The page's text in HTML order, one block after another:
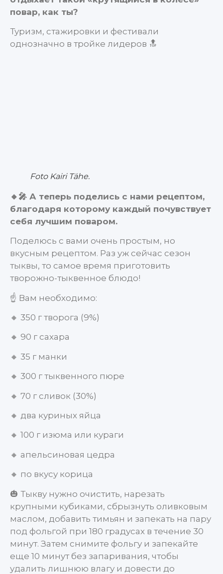
повар, как ты?
Туризм, стажировки и фестивали
однозначно в тройке лидеров 🔝
Foto Kairi Tähe.
🔸🎤 А теперь поделись с нами рецептом,
благодаря которому каждый почувствует
себя лучшим поваром.
Поделюсь с вами очень простым, но
вкусным рецептом. Раз уж сейчас сезон
тыквы, то самое время приготовить
творожно-тыквенное блюдо!
☝️ Вам необходимо:
🔸 350 г творога (9%)
🔸 90 г сахара
🔸 35 г манки
🔸 300 г тыквенного пюре
🔸 70 г сливок (30%)
🔸 два куриных яйца
🔸 100 г изюма или кураги
🔸 апельсиновая цедра
🔸 по вкусу корица
🎃 Тыкву нужно очистить, нарезать
крупными кубиками, сбрызнуть оливковым
маслом, добавить тимьян и запекать на пару
под фольгой при 180 градусах в течение 30
минут. Затем снимите фольгу и запекайте
еще 10 минут без запаривания, чтобы
удалить лишнюю влагу и довести до